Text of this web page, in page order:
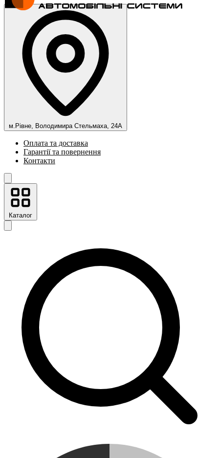
м.Рівне, Володимира Стельмаха, 24А
Оплата та доставка
Гарантії та повернення
Контакти
Каталог